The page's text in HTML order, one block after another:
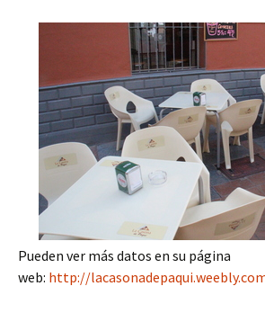
Pueden ver más datos en su página
web: http://